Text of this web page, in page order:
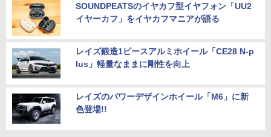
SOUNDPEATSのイヤカフ型イヤフォン「UU2
イヤーカフ」をイヤカフマニアが語る
レイズ鍛造1ピースアルミホイール「CE28 N-p
lus」軽量なままに剛性を向上
レイズのパワーデザインホイール「M6」に新
色登場!!